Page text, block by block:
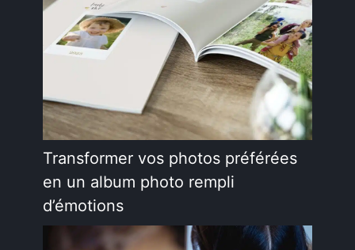
Transformer vos photos préférées
en un album photo rempli
d’émotions